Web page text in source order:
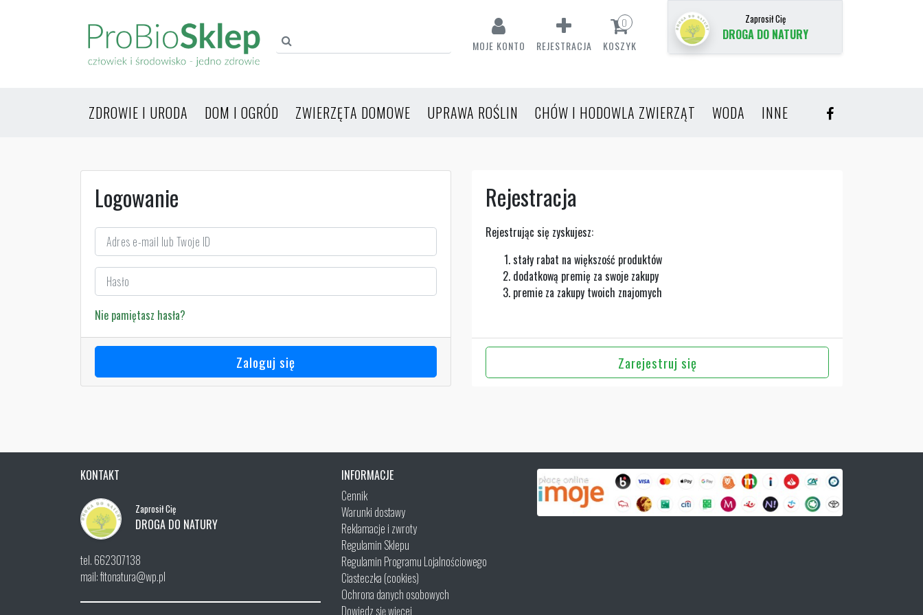
MOJE KONTO REJESTRACJA KOSZYK
0 Zaprosił Cię
DROGA DO NATURY
ZDROWIE I URODA DOM I OGRÓD ZWIERZĘTA DOMOWE UPRAWA ROŚLIN CHÓW I HODOWLA ZWIERZĄT WODA INNE
Logowanie
Nie pamiętasz hasła?
Zaloguj się
Rejestracja
Rejestrując się zyskujesz:
stały rabat na większość produktów
dodatkową premię za swoje zakupy
premie za zakupy twoich znajomych
Zarejestruj się
KONTAKT
Zaprosił Cię
DROGA DO NATURY
tel. 662307138
mail: fitonatura@wp.pl
INFORMACJE
Cennik
Warunki dostawy
Reklamacje i zwroty
Regulamin Sklepu
Regulamin Programu Lojalnościowego
Ciasteczka (cookies)
Ochrona danych osobowych
Dowiedz się więcej